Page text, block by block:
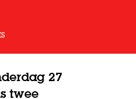
27
twee